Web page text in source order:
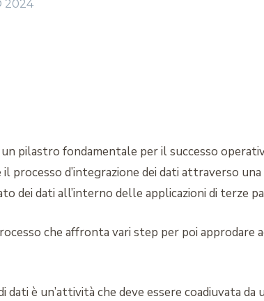
2024
un pilastro fondamentale per il successo
processo d’integrazione dei dati attraverso
dei dati all’interno delle applicazioni di terze
che affronta vari step per poi
è un’attività che deve essere coadiuvata